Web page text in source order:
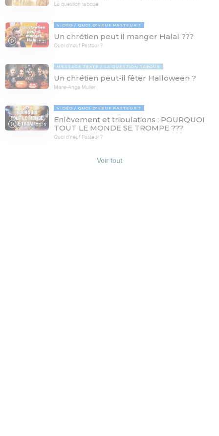
La question taboue
17:21
VIDÉO QUOI D'NEUF PASTEUR ?
Un chrétien peut il manger Halal ???
Quoi d'neuf Pasteur ?
MESSAGE TEXTE LA QUESTION TABOUE
Un chrétien peut-il fêter Halloween ?
Marie-Ange Muller
78:19
VIDÉO QUOI D'NEUF PASTEUR ?
Enlèvement et tribulations : POURQUOI
TOUT LE MONDE SE TROMPE ???
Quoi d'neuf Pasteur ?
Voir tout